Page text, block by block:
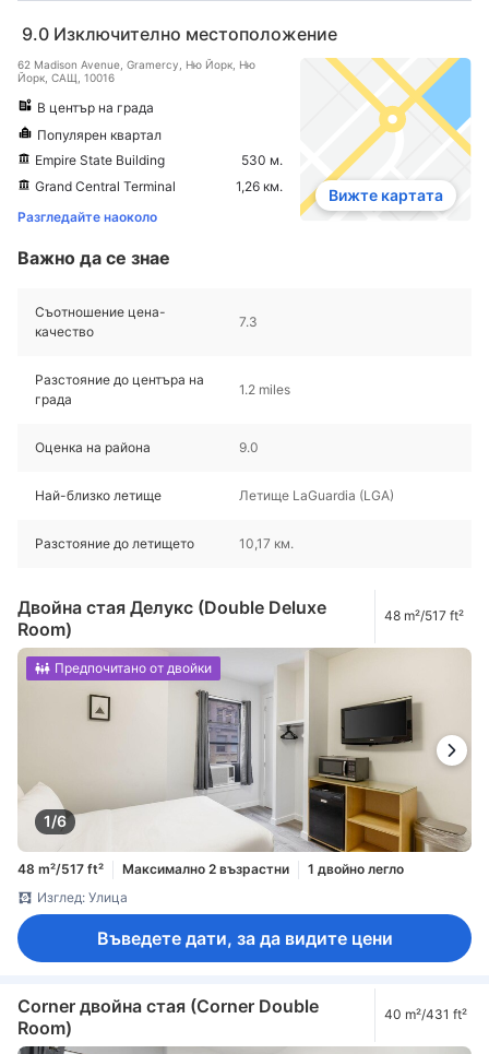
9.0 Изключително местоположение
62 Madison Avenue, Gramercy, Ню Йорк, Ню
Йорк, САЩ, 10016
В център на града
Популярен квартал
Empire State Building
530 м.
Grand Central Terminal
1,26 км.
Разгледайте наоколо
Вижте картата
Важно да се знае
Съотношение цена-
качество
7.3
Разстояние до центъра на
града
1.2 miles
Оценка на района 9.0
Най-близко летище Летище LaGuardia (LGA)
Разстояние до летището 10,17 км.
Двойна стая Делукс (Double Deluxe
Room)
48 m²/517 ft²
1/6
Предпочитано от двойки
48 m²/517 ft² Максимално 2 възрастни
1 двойно легло
Изглед: Улица
Въведете дати, за да видите цени
Corner двойна стая (Corner Double
Room)
40 m²/431 ft²